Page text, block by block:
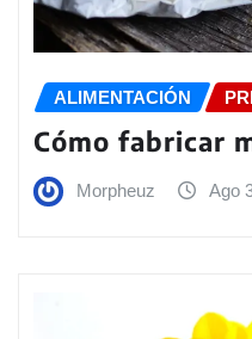
ALIMENTACIÓN
Cómo fabricar
Morpheuz Ago